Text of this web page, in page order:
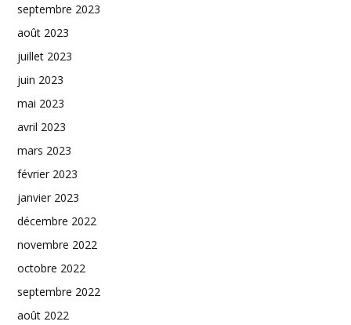
septembre 2023
août 2023
juillet 2023
juin 2023
mai 2023
avril 2023
mars 2023
février 2023
janvier 2023
décembre 2022
novembre 2022
octobre 2022
septembre 2022
août 2022